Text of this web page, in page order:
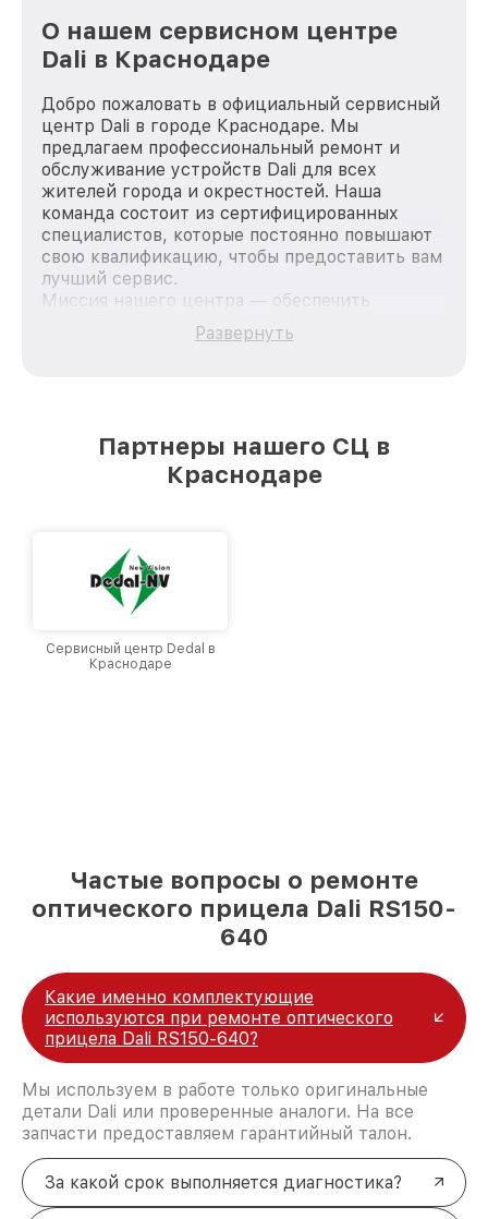
О нашем сервисном центре
Dali в Краснодаре
Добро пожаловать в официальный сервисный
центр Dali в городе Краснодаре. Мы
предлагаем профессиональный ремонт и
обслуживание устройств Dali для всех
жителей города и окрестностей. Наша
команда состоит из сертифицированных
специалистов, которые постоянно повышают
свою квалификацию, чтобы предоставить вам
лучший сервис.
Миссия нашего центра — обеспечить
качественный и доступный ремонт для
каждого пользователя продукции Dali, вне
лучшим сервисным центром Dali в городе
Краснодаре, постоянно повышая уровень
Развернуть
Партнеры нашего СЦ в
Краснодаре
Сервисный центр Dedal в
Краснодаре
Частые вопросы о ремонте
оптического прицела Dali RS150-
640
Какие именно комплектующие
используются при ремонте оптического
прицела Dali RS150-640?
Мы используем в работе только оригинальные
детали Dali или проверенные аналоги. На все
запчасти предоставляем гарантийный талон.
За какой срок выполняется диагностика?